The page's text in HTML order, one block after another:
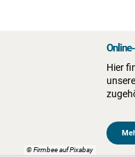
© Firmbee auf Pixabay
Hier